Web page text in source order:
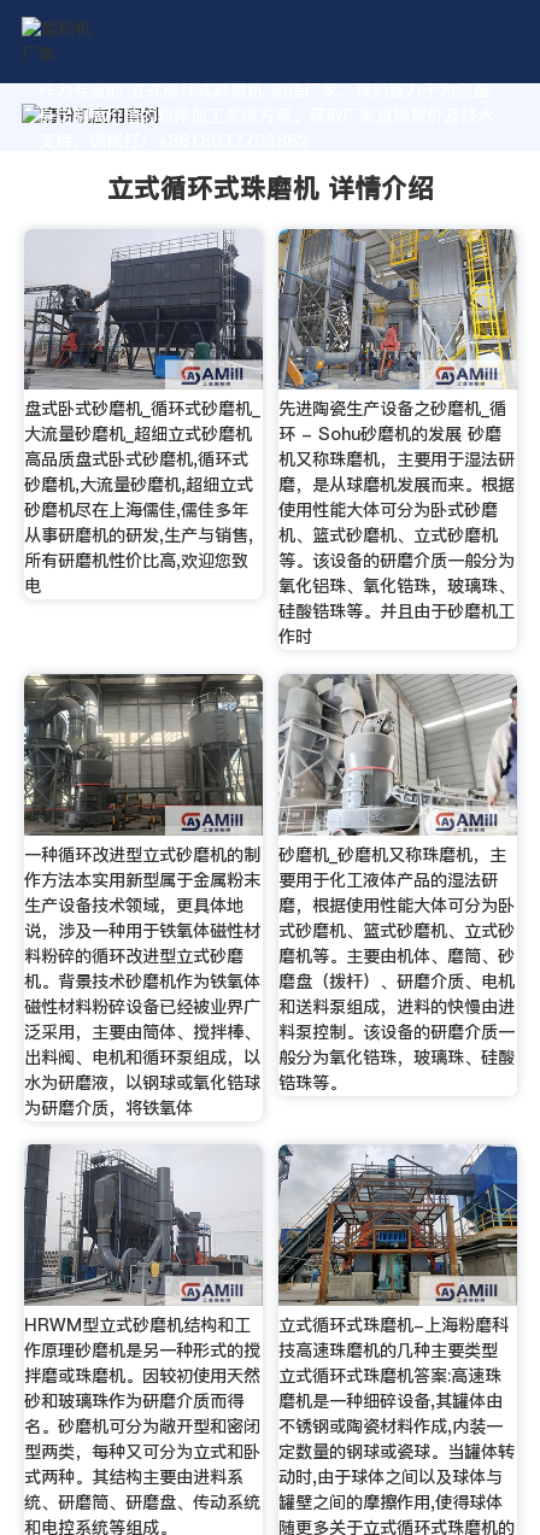
作为专业的 立式循环式珠磨机 制造厂家，我们致力于为您量
身定制高价值的粉体加工系统方案。获取厂家直销报价及技术
立式循环式珠磨机 详情介绍
盘式卧式砂磨机_循环式砂磨机_
大流量砂磨机_超细立式砂磨机
高品质盘式卧式砂磨机,循环式
砂磨机,大流量砂磨机,超细立式
砂磨机尽在上海儒佳,儒佳多年
从事研磨机的研发,生产与销售,
所有研磨机性价比高,欢迎您致
电
先进陶瓷生产设备之砂磨机_循
环 - Sohu砂磨机的发展 砂磨
机又称珠磨机，主要用于湿法研
磨，是从球磨机发展而来。根据
使用性能大体可分为卧式砂磨
机、篮式砂磨机、立式砂磨机
等。该设备的研磨介质一般分为
氧化铝珠、氧化锆珠，玻璃珠、
硅酸锆珠等。并且由于砂磨机工
作时
一种循环改进型立式砂磨机的制
作方法本实用新型属于金属粉末
生产设备技术领域，更具体地
说，涉及一种用于铁氧体磁性材
料粉碎的循环改进型立式砂磨
机。背景技术砂磨机作为铁氧体
磁性材料粉碎设备已经被业界广
泛采用，主要由筒体、搅拌棒、
出料阀、电机和循环泵组成，以
水为研磨液，以钢球或氧化锆球
为研磨介质，将铁氧体
砂磨机_砂磨机又称珠磨机，主
要用于化工液体产品的湿法研
磨，根据使用性能大体可分为卧
式砂磨机、篮式砂磨机、立式砂
磨机等。主要由机体、磨筒、砂
磨盘（拨杆）、研磨介质、电机
和送料泵组成，进料的快慢由进
料泵控制。该设备的研磨介质一
般分为氧化锆珠，玻璃珠、硅酸
锆珠等。
HRWM型立式砂磨机结构和工
作原理砂磨机是另一种形式的搅
拌磨或珠磨机。因较初使用天然
砂和玻璃珠作为研磨介质而得
名。砂磨机可分为敞开型和密闭
型两类，每种又可分为立式和卧
式两种。其结构主要由进料系
统、研磨筒、研磨盘、传动系统
和电控系统等组成。
立式循环式珠磨机-上海粉磨科
技高速珠磨机的几种主要类型
立式循环式珠磨机答案:高速珠
磨机是一种细碎设备,其罐体由
不锈钢或陶瓷材料作成,内装一
定数量的钢球或瓷球。当罐体转
动时,由于球体之间以及球体与
罐壁之间的摩擦作用,使得球体
随更多关于立式循环式珠磨机的